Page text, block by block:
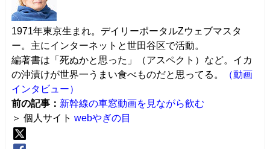
1971年東京生まれ。デイリーポータルZウェブマスタ
ー。主にインターネットと世田谷区で活動。
編著書は「死ぬかと思った」（アスペクト）など。イカ
の沖漬けが世界一うまい食べものだと思ってる。
（動画
インタビュー）
前の記事： 新幹線の車窓動画を見ながら飲む
＞ 個人サイト webやぎの目